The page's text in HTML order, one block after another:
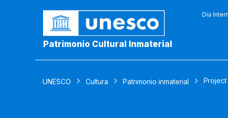
Patrimonio Cultural Inmaterial
Día
UNESCO Cultura Patrimonio inmaterial Project